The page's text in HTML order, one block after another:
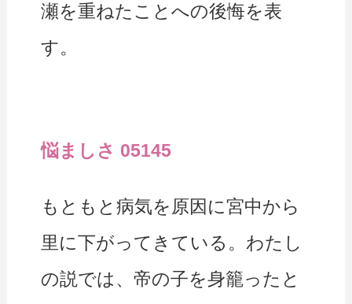
瀬を重ねたことへの後悔を表
す。
悩ましさ 05145
もともと病気を原因に宮中から
里に下がってきている。わたし
の説では、帝の子を身籠ったと